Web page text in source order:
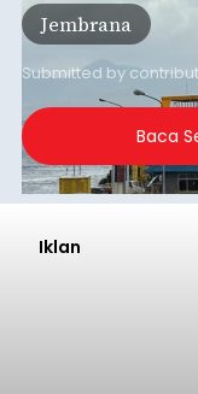
Lembar pada Rabu
Jembrana
Submitted by
Baca
Iklan